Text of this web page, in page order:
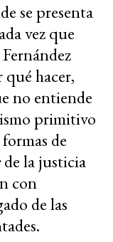
se presenta
vez que
qué hacer,
no entiende
primitivo
de
de la justicia
con
de las